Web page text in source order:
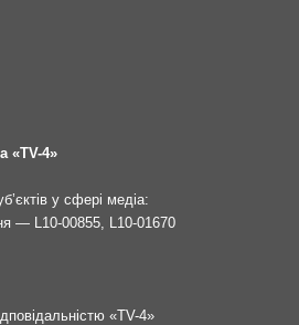
«TV-4»
у сфері медіа:
— L10-00855, L10-01670
«TV-4»